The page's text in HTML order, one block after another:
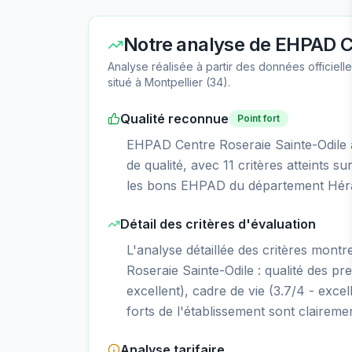
Notre analyse de EHPAD
Analyse réalisée à partir des données
situé à Montpellier (34).
Qualité reconnue Point fort
EHPAD Centre Roseraie Sainte-
de qualité, avec 11 critères atteints
les bons EHPAD du département
Détail des critères d'évaluation
L'analyse détaillée des critères
Roseraie Sainte-Odile : qualité des
excellent), cadre de vie (3.7/4 -
forts de l'établissement sont